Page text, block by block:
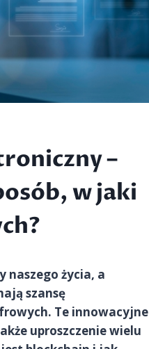
–
w jaki
naszego życia, a
szansę
Te innowacyjne
uproszczenie wielu